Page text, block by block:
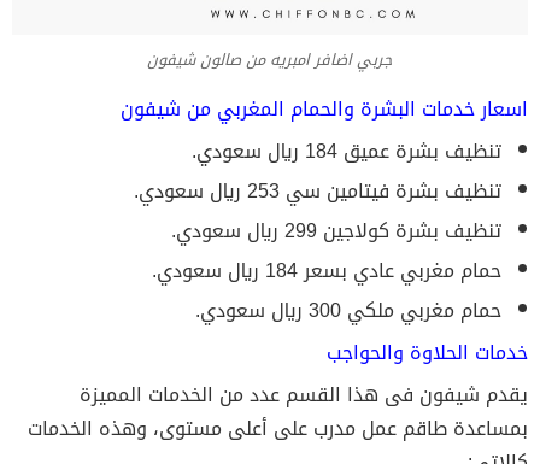
جربي اضافر امبريه من صالون شيفون
اسعار خدمات البشرة والحمام المغربي من شيفون
تنظيف بشرة عميق 184 ريال سعودي.
تنظيف بشرة فيتامين سي 253 ريال سعودي.
تنظيف بشرة كولاجين 299 ريال سعودي.
حمام مغربي عادي بسعر 184 ريال سعودي.
حمام مغربي ملكي 300 ريال سعودي.
خدمات الحلاوة والحواجب
يقدم شيفون فى هذا القسم عدد من الخدمات المميزة
بمساعدة طاقم عمل مدرب على أعلى مستوى، وهذه الخدمات